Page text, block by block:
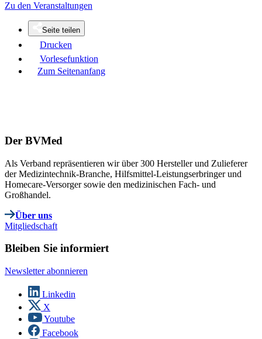
Zu den Veranstaltungen
Seite teilen
Drucken
Vorlesefunktion
Zum Seitenanfang
Der BVMed
Als Verband repräsentieren wir über 300 Hersteller und Zulieferer
der Medizintechnik-Branche, Hilfsmittel-Leistungserbringer und
Homecare-Versorger sowie den medizinischen Fach- und
Großhandel.
Über uns
Mitgliedschaft
Bleiben Sie informiert
Newsletter abonnieren
Linkedin
X
Youtube
Facebook